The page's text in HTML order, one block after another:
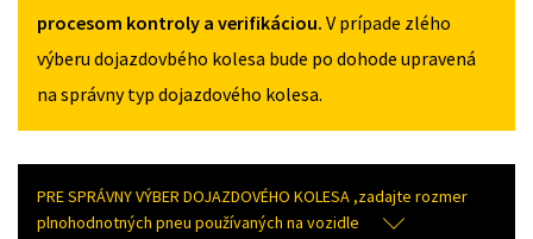
procesom kontroly a verifikáciou. V prípade zlého
výberu dojazdovbého kolesa bude po dohode upravená
na správny typ dojazdového kolesa.
PRE SPRÁVNY VÝBER DOJAZDOVÉHO KOLESA ,zadajte rozmer
plnohodnotných pneu používaných na vozidle